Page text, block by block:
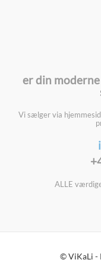
er din
Vi sælger via
ALLE
© ViKaLi -